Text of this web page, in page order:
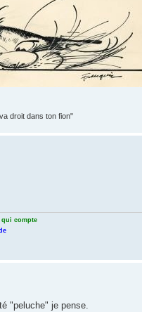
droit dans ton fion"
qui compte
"peluche" je pense.